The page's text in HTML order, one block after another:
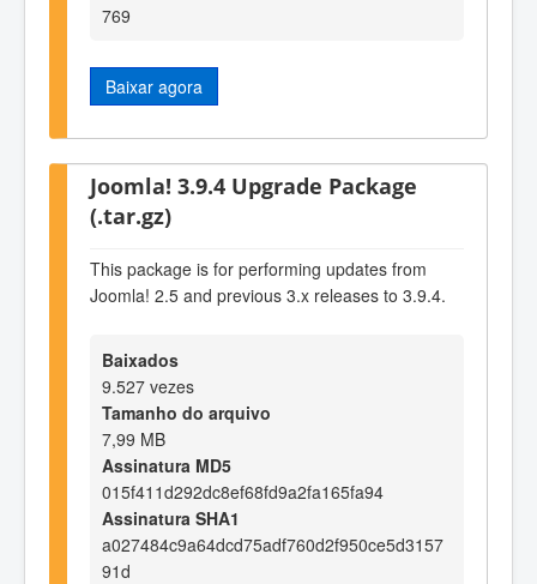
769
Baixar agora
Joomla! 3.9.4 Upgrade Package
(.tar.gz)
This package is for performing updates from
Joomla! 2.5 and previous 3.x releases to 3.9.4.
Baixados
9.527 vezes
Tamanho do arquivo
7,99 MB
Assinatura MD5
015f411d292dc8ef68fd9a2fa165fa94
Assinatura SHA1
a027484c9a64dcd75adf760d2f950ce5d3157
91d